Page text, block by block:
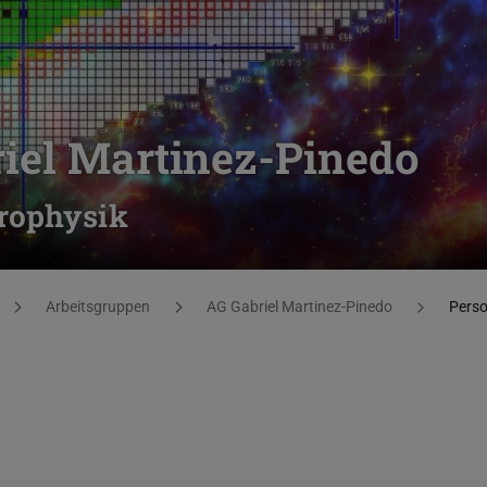
Martinez-Pinedo
Arbeitsgruppen AG Gabriel Martinez-Pinedo